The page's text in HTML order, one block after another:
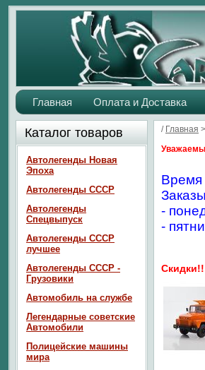
Главная Оплата и Доставка
/ Главная >
Время
-
-
Каталог товаров
Автолегенды Новая
Эпоха
Автолегенды СССР
Автолегенды
Спецвыпуск
Автолегенды СССР
лучшее
Автолегенды СССР -
Грузовики
Автомобиль на службе
Легендарные советские
Автомобили
Полицейские машины
мира